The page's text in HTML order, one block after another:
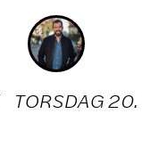
TORSDAG20.